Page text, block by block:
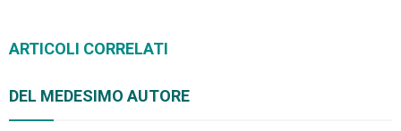
ARTICOLI CORRELATI
DEL MEDESIMO AUTORE